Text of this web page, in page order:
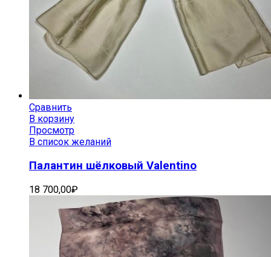
Сравнить
В корзину
Просмотр
В список желаний
Палантин шёлковый Valentino
18 700,00₽